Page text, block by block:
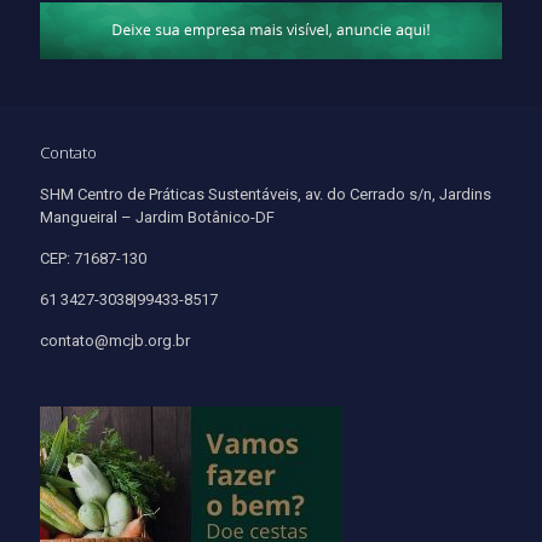
Contato
SHM Centro de Práticas Sustentáveis, av. do Cerrado s/n, Jardins
Mangueiral – Jardim Botânico-DF
CEP: 71687-130
61 3427-3038|99433-8517
contato@mcjb.org.br